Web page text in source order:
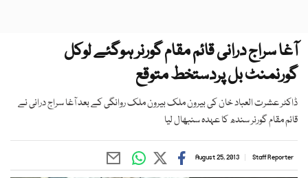
آغا سراج درانی قائم مقام گورنر ہوگئے لوکل
گورنمنٹ بل پردستخط متوقع
ڈاکٹر عشرت العباد خان کی بیرون ملک بیرون ملک روانگی کے بعد آغا سراج درانی نے
قائم مقام گورنر سندھ کا عہدہ سنبھال لیا
Staff Reporter
August 25, 2013